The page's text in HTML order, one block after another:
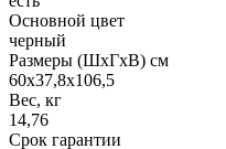
Основной цвет
черный
Размеры (ШхГхВ) см
60х37,8х106,5
Вес, кг
14,76
Срок гарантии